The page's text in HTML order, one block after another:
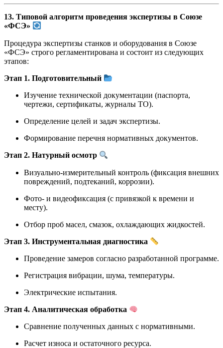
13. Типовой алгоритм проведения экспертизы в Союзе
«ФСЭ»
Процедура экспертизы станков и оборудования в Союзе
«ФСЭ» строго регламентирована и состоит из следующих
этапов:
Этап 1. Подготовительный
Изучение технической документации (паспорта,
чертежи, сертификаты, журналы ТО).
Определение целей и задач экспертизы.
Формирование перечня нормативных документов.
Этап 2. Натурный осмотр
Визуально-измерительный контроль (фиксация внешних
повреждений, подтеканий, коррозии).
Фото- и видеофиксация (с привязкой к времени и
месту).
Отбор проб масел, смазок, охлаждающих жидкостей.
Этап 3. Инструментальная диагностика
Проведение замеров согласно разработанной программе.
Регистрация вибрации, шума, температуры.
Электрические испытания.
Этап 4. Аналитическая обработка
Сравнение полученных данных с нормативными.
Расчет износа и остаточного ресурса.